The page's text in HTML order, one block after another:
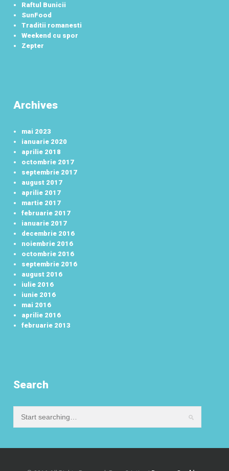
Raftul Bunicii
SunFood
Traditii romanesti
Weekend cu spor
Zepter
Archives
mai 2023
ianuarie 2020
aprilie 2018
octombrie 2017
septembrie 2017
august 2017
aprilie 2017
martie 2017
februarie 2017
ianuarie 2017
decembrie 2016
noiembrie 2016
octombrie 2016
septembrie 2016
august 2016
iulie 2016
iunie 2016
mai 2016
aprilie 2016
februarie 2013
Search